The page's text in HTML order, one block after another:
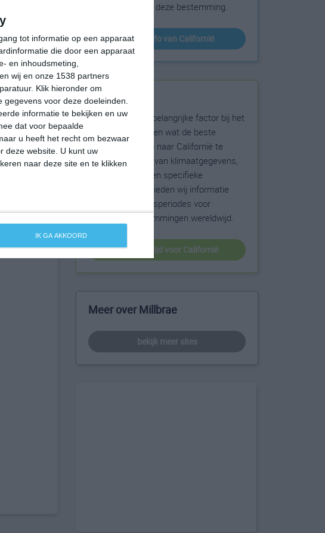
tot informatie op een apparaat
die door een apparaat
en inhoudsmeting,
wij en onze 1538 partners
Klik hieronder om
voor deze doeleinden.
informatie te bekijken en uw
dat voor bepaalde
u heeft het recht om bezwaar
deze website. U kunt uw
naar deze site en te klikken
IK GA AKKOORD
17°C
21:00
21:00
W 2
zonneschijn voor deze bestemming.
klimaatinfo van Californië
Beste reistijd
Het weer is een belangrijke factor bij het
reizen. Wil je weten wat de beste
maanden zijn om naar Californië te
reizen? Op basis van klimaatgegevens,
weersextremen en specifieke
weerinformatie bieden wij informatie
over de beste reisperiodes voor
duizenden bestemmingen wereldwijd.
beste reistijd voor Californië
Meer over Millbrae
bekijk meer sites